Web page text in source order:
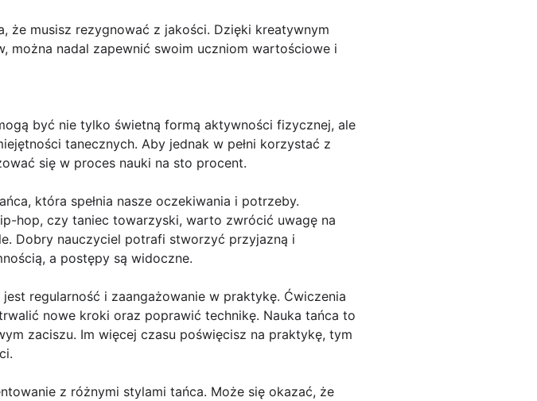
że musisz rezygnować z jakości. Dzięki kreatywnym
można nadal zapewnić swoim uczniom wartościowe i
być nie tylko świetną formą aktywności fizycznej, ale
tanecznych. Aby jednak w pełni korzystać z
się w proces nauki na sto procent.
która spełnia nasze oczekiwania i potrzeby.
hop, czy taniec towarzyski, warto zwrócić uwagę na
Dobry nauczyciel potrafi stworzyć przyjazną i
a postępy są widoczne.
regularność i zaangażowanie w praktykę. Ćwiczenia
nowe kroki oraz poprawić technikę. Nauka tańca to
zaciszu. Im więcej czasu poświęcisz na praktykę, tym
z różnymi stylami tańca. Może się okazać, że